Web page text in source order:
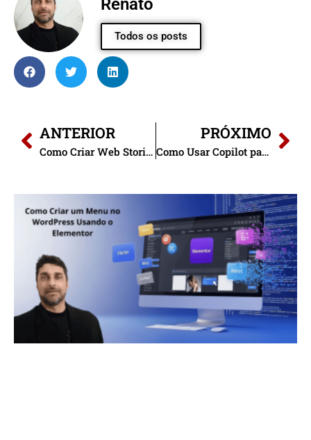
Renato
Todos os posts
ANTERIOR
Como Criar Web Stories com IA para Dominar o Google Discover
PRÓXIMO
Como Usar Copilot para Análise de Dados de Marketing